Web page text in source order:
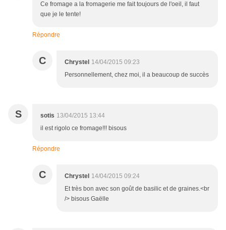
Ce fromage a la fromagerie me fait toujours de l'oeil, il faut
que je le tente!
Répondre
C Chrystel 14/04/2015 09:23
Personnellement, chez moi, il a beaucoup de succès
S sotis 13/04/2015 13:44
il est rigolo ce fromage!!! bisous
Répondre
C Chrystel 14/04/2015 09:24
Et très bon avec son goût de basilic et de graines.<br
/> bisous Gaëlle